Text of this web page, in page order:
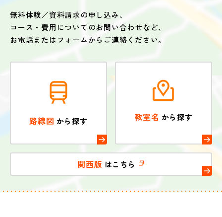
無料体験／資料請求の申し込み、
コース・費用についてのお問い合わせなど、
お電話またはフォームからご連絡ください。
路線図 から探す 教室名 から探す
関西版 はこちら